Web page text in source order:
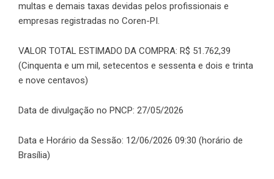
multas e demais taxas devidas pelos profissionais e
empresas registradas no Coren-PI.
VALOR TOTAL ESTIMADO DA COMPRA: R$ 51.762,39
(Cinquenta e um mil, setecentos e sessenta e dois e trinta
e nove centavos)
Data de divulgação no PNCP: 27/05/2026
Data e Horário da Sessão: 12/06/2026 09:30 (horário de
Brasília)